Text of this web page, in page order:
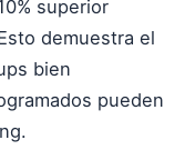
superior
demuestra el
bien
pueden